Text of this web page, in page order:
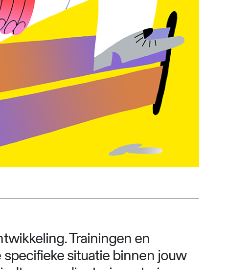
Trainingen en
situatie binnen jouw